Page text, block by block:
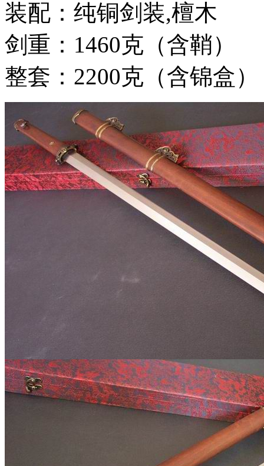
装配：纯铜剑装,檀木
剑重：1460克（含鞘）
整套：2200克（含锦盒）